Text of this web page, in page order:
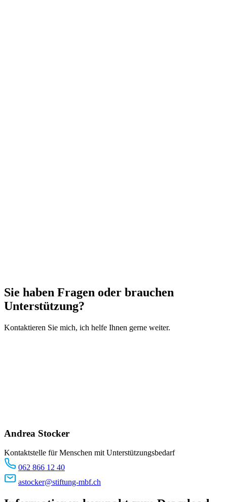
Sie haben Fragen oder brauchen
Unterstützung?
Kontaktieren Sie mich, ich helfe Ihnen gerne weiter.
Andrea Stocker
Kontaktstelle für Menschen mit Unterstützungsbedarf
062 866 12 40
astocker@stiftung-mbf.ch